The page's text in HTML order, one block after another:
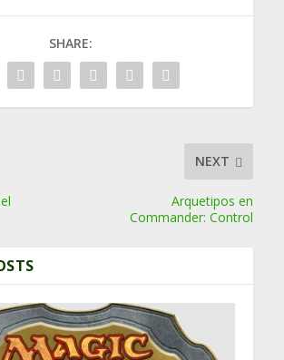
SHARE:
NEXT
Arquetipos en
Commander: Control